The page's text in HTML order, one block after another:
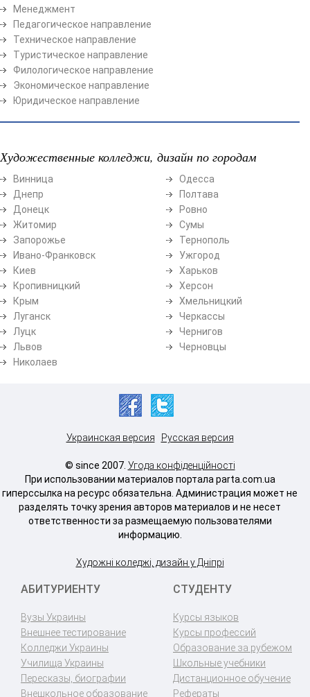
Менеджмент
Педагогическое направление
Техническое направление
Туристическое направление
Филологическое направление
Экономическое направление
Юридическое направление
Художественные колледжи, дизайн по городам
Винница
Днепр
Донецк
Житомир
Запорожье
Ивано-Франковск
Киев
Кропивницкий
Крым
Луганск
Луцк
Львов
Николаев
Одесса
Полтава
Ровно
Сумы
Тернополь
Ужгород
Харьков
Херсон
Хмельницкий
Черкассы
Чернигов
Черновцы
Украинская версия Русская версия
© since 2007. Угода конфіденційності
При использовании материалов портала parta.com.ua
гиперссылка на ресурс обязательна. Администрация может не
разделять точку зрения авторов материалов и не несет
ответственности за размещаемую пользователями
информацию.
Художні коледжі, дизайн у Дніпрі
АБИТУРИЕНТУ
Вузы Украины
Внешнее тестирование
Колледжи Украины
Училища Украины
Пересказы, биографии
Внешкольное образование
СТУДЕНТУ
Курсы языков
Курсы профессий
Образование за рубежом
Школьные учебники
Дистанционное обучение
Рефераты